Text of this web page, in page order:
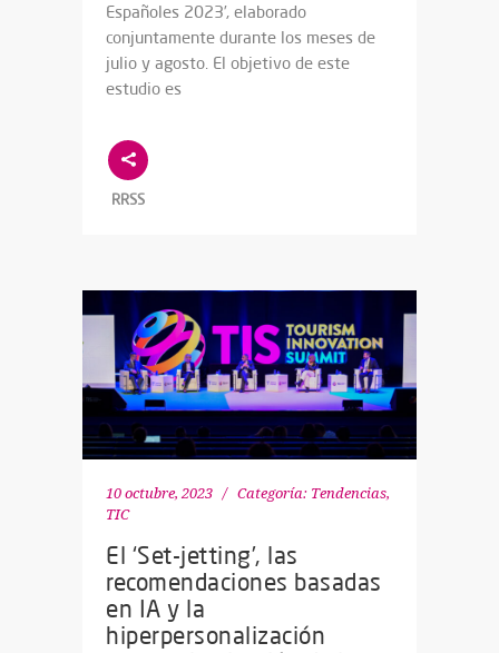
Españoles 2023’, elaborado
conjuntamente durante los meses de
julio y agosto. El objetivo de este
estudio es
RRSS
10 octubre, 2023 Categoría: Tendencias,
TIC
El ‘Set-jetting’, las
recomendaciones basadas
en IA y la
hiperpersonalización